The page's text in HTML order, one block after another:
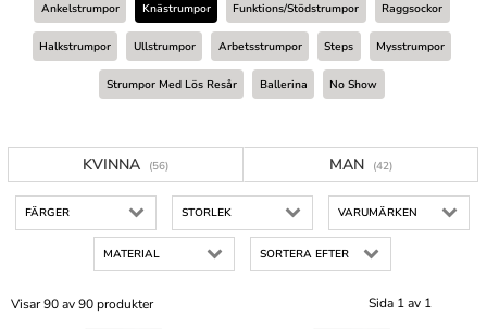
Ankelstrumpor Knästrumpor Funktions/stödstrumpor Raggsockor
Halkstrumpor Ullstrumpor Arbetsstrumpor Steps Mysstrumpor
Strumpor Med Lös Resår Ballerina No Show
KVINNA (56) MAN (42)
FÄRGER STORLEK VARUMÄRKEN
MATERIAL SORTERA EFTER
Sida 1 av 1
Visar 90 av 90 produkter